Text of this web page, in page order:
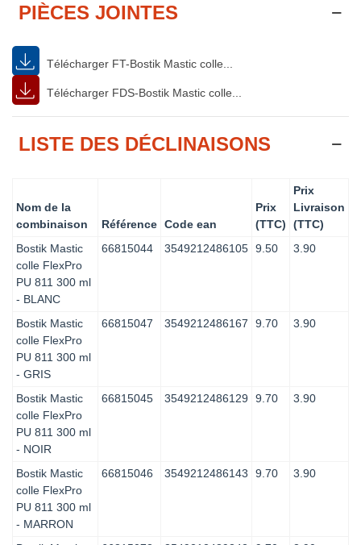
PIÈCES JOINTES
Télécharger FT-Bostik Mastic colle...
Télécharger FDS-Bostik Mastic colle...
LISTE DES DÉCLINAISONS
Nom de la
combinaison
Référence Code ean
Prix
(TTC)
Prix
Livraison
(TTC)
Bostik Mastic
colle FlexPro
PU 811 300 ml
- BLANC
66815044 3549212486105 9.50 3.90
Bostik Mastic
colle FlexPro
PU 811 300 ml
- GRIS
66815047 3549212486167 9.70 3.90
Bostik Mastic
colle FlexPro
PU 811 300 ml
- NOIR
66815045 3549212486129 9.70 3.90
Bostik Mastic
colle FlexPro
PU 811 300 ml
- MARRON
66815046 3549212486143 9.70 3.90